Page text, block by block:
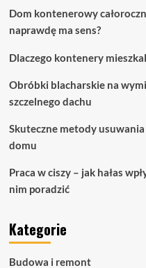
Dom kontenerowy
naprawdę ma sens?
Dlaczego kontenery
Obróbki blacharskie na
szczelnego dachu
Skuteczne metody
domu
Praca w ciszy – jak hałas
nim poradzić
Kategorie
Budowa i remont